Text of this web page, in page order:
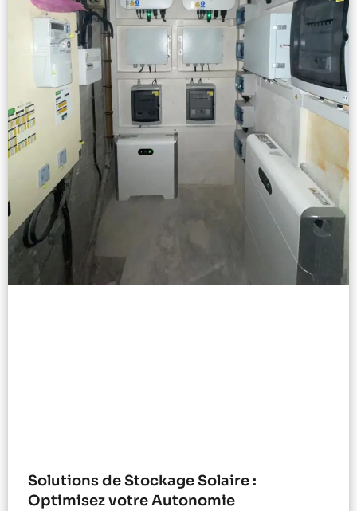
Solutions de Stockage Solaire :
Optimisez votre Autonomie